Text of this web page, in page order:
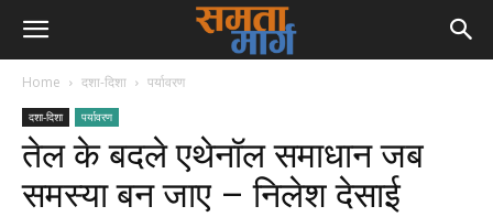
Home दशा-दिशा पर्यावरण
दशा-दिशा पर्यावरण
तेल के बदले एथेनॉल समाधान जब
समस्या बन जाए – निलेश देसाई